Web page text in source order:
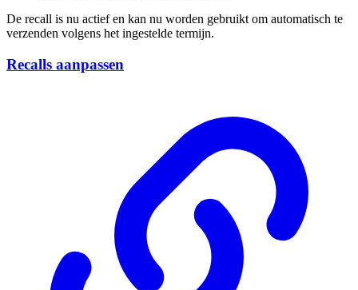
De recall is nu actief en kan nu worden gebruikt om automatisch te
verzenden volgens het ingestelde termijn.
Recalls aanpassen